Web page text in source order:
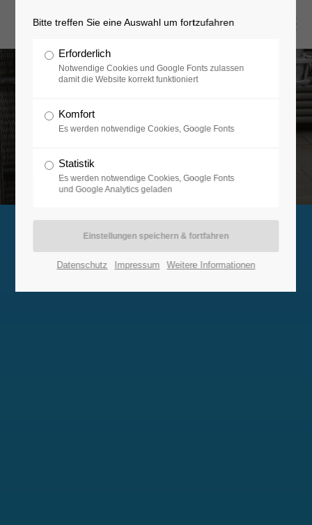
Bitte treffen Sie eine Auswahl um fortzufahren
Erforderlich
Notwendige Cookies und Google Fonts zulassen
damit die Website korrekt funktioniert
Komfort
Es werden notwendige Cookies, Google Fonts
Statistik
Es werden notwendige Cookies, Google Fonts
und Google Analytics geladen
Datenschutz Impressum Weitere Informationen